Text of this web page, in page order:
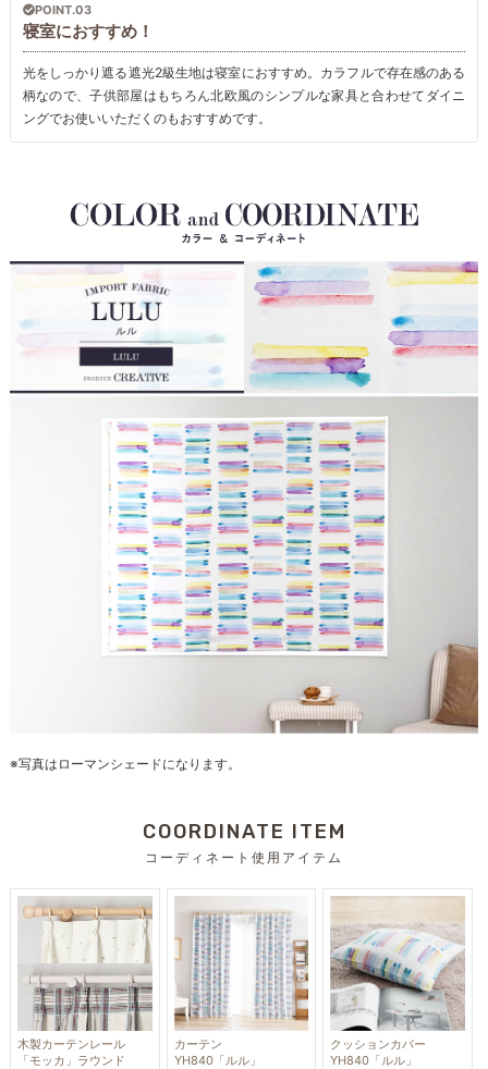
POINT.03
寝室におすすめ！
光をしっかり遮る遮光2級生地は寝室におすすめ。カラフルで存在感のある
柄なので、子供部屋はもちろん北欧風のシンプルな家具と合わせてダイニ
ングでお使いいただくのもおすすめです。
※写真はローマンシェードになります。
COORDINATE ITEM
コーディネート使用アイテム
木製カーテンレール
「モッカ」ラウンド
カーテン
YH840「ルル」
クッションカバー
YH840「ルル」